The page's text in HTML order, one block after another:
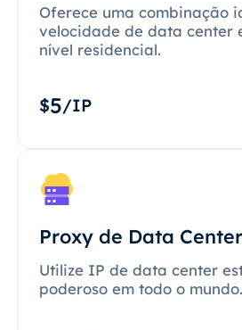
Oferece uma combinação
velocidade de data center
nível residencial.
$5/IP
Proxy de Data
Utilize IP de data center
poderoso em todo o mundo.